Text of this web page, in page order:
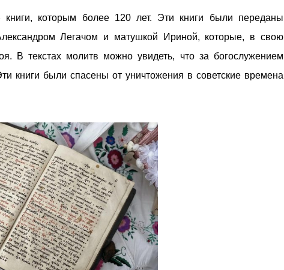
которым более 120 лет. Эти книги были переданы
Легачом и матушкой Ириной, которые, в свою
В текстах молитв можно увидеть, что за богослужением
книги были спасены от уничтожения в советские времена